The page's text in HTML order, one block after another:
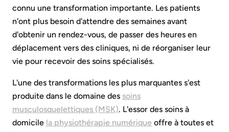
connu une transformation importante. Les patients
n'ont plus besoin d'attendre des semaines avant
d'obtenir un rendez-vous, de passer des heures en
déplacement vers des cliniques, ni de réorganiser leur
vie pour recevoir des soins spécialisés.
L'une des transformations les plus marquantes s'est
produite dans le domaine des soins
musculosquelettiques (MSK). L'essor des soins à
domicile la physiothérapie numérique offre à toutes et